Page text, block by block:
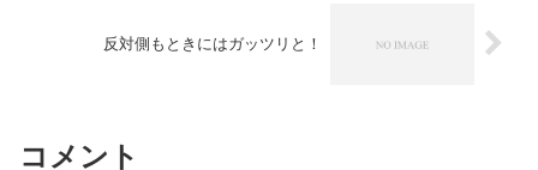
反対側もときにはガッツリと！
コメント